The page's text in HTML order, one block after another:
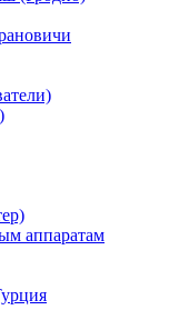
аппаратам